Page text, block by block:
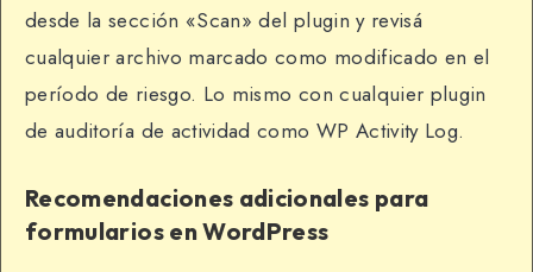
desde la sección «Scan» del plugin y revisá
cualquier archivo marcado como modificado en el
período de riesgo. Lo mismo con cualquier plugin
de auditoría de actividad como WP Activity Log.
Recomendaciones adicionales para
formularios en WordPress